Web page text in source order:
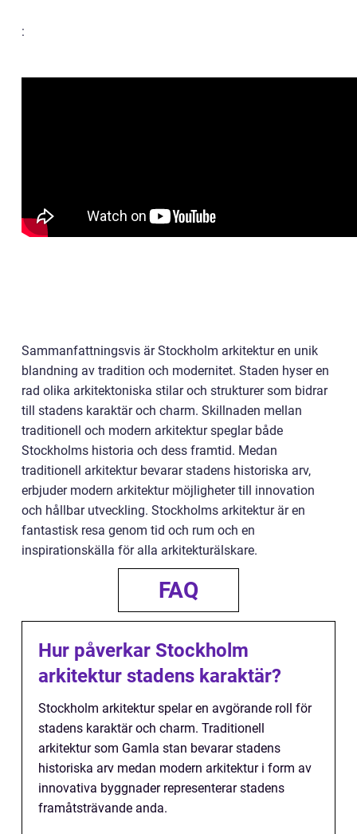
:
Sammanfattningsvis är Stockholm arkitektur en unik
blandning av tradition och modernitet. Staden hyser en
rad olika arkitektoniska stilar och strukturer som bidrar
till stadens karaktär och charm. Skillnaden mellan
traditionell och modern arkitektur speglar både
Stockholms historia och dess framtid. Medan
traditionell arkitektur bevarar stadens historiska arv,
erbjuder modern arkitektur möjligheter till innovation
och hållbar utveckling. Stockholms arkitektur är en
fantastisk resa genom tid och rum och en
inspirationskälla för alla arkitekturälskare.
FAQ
Hur påverkar Stockholm
arkitektur stadens karaktär?
Stockholm arkitektur spelar en avgörande roll för
stadens karaktär och charm. Traditionell
arkitektur som Gamla stan bevarar stadens
historiska arv medan modern arkitektur i form av
innovativa byggnader representerar stadens
framåtsträvande anda.